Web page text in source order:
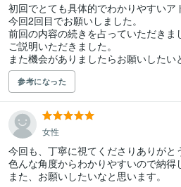
初回でとても具体的でわかりやすいア
今回2回目でお願いしました。
前回の内容の続きを占っていただきま
ご説明いただきました。
また機会がありましたらお願いしたい
参考になった
女性
今回も、丁寧に視てくださりありがと
色んな角度からわかりやすいので納得
また、お願いしたいなと思います。